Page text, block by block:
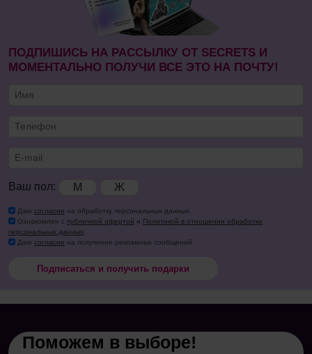
ПОДПИШИСЬ НА РАССЫЛКУ ОТ SECRETS И
МОМЕНТАЛЬНО ПОЛУЧИ ВСЕ ЭТО НА ПОЧТУ!
Ваш пол: М Ж
Даю согласие на обработку персональных данных
Ознакомлен с публичной офертой и Политикой в отношении обработки
персональных данных
Даю согласие на получение рекламных сообщений
Подписаться и получить подарки
Поможем в выборе!